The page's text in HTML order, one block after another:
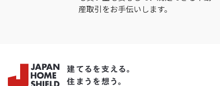
産取引をお手伝いします。